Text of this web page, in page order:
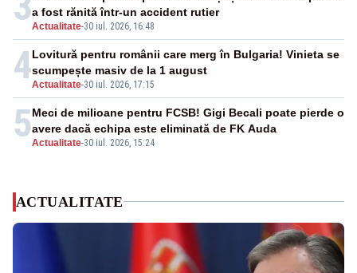
Actualitate-30 iul. 2026, 16:48
a fost rănită într-un accident rutier
4Actualitate-30 iul. 2026, 17:15
Lovitură pentru românii care merg în Bulgaria! Vinieta se
scumpește masiv de la 1 august
5Actualitate-30 iul. 2026, 15:24
Meci de milioane pentru FCSB! Gigi Becali poate pierde o
avere dacă echipa este eliminată de FK Auda
ACTUALITATE